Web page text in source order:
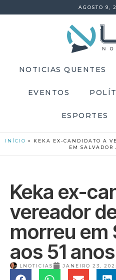
AGOSTO 9,
NOTICIAS QUENTES
EVENTOS
ESPORTES
INÍCIO » KEKA EX-CANDIDATO A
EM SALVADOR
Keka ex-
vereador
morreu em
aos 51 anos
LNOTICIAS JANEIRO 23,